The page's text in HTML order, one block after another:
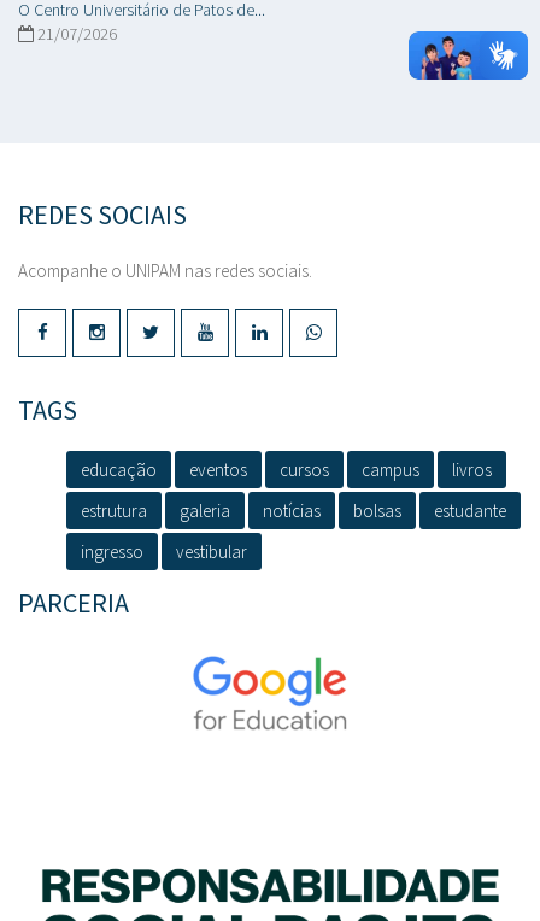
O Centro Universitário de Patos de...
21/07/2026
REDES SOCIAIS
Acompanhe o UNIPAM nas redes sociais.
TAGS
educação eventos cursos campus
livros
estrutura
galeria notícias bolsas
estudante
ingresso
vestibular
PARCERIA